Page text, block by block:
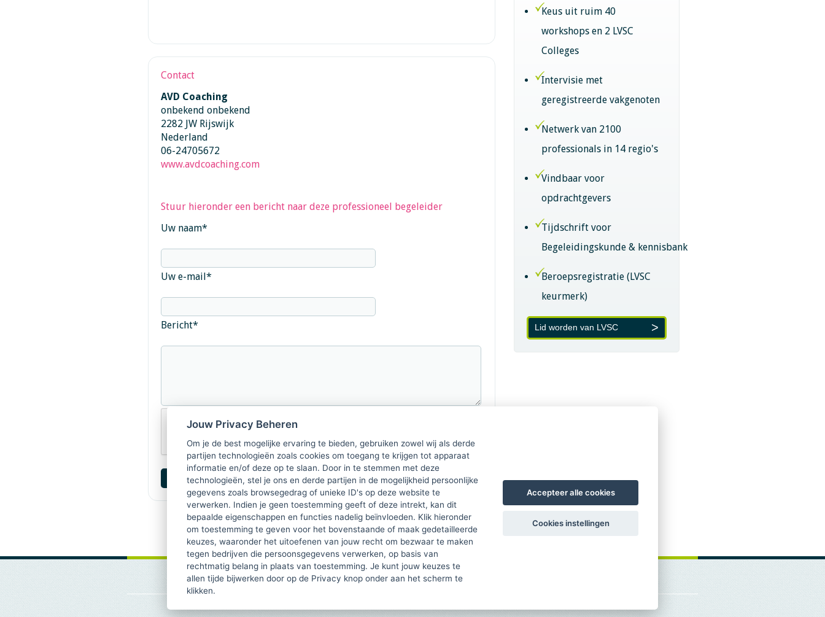
Contact
AVD Coaching
onbekend onbekend
2282 JW Rijswijk
Nederland
06-24705672
www.avdcoaching.com
Stuur hieronder een bericht naar deze professioneel begeleider
Uw naam*
Uw e-mail*
Bericht*
Keus uit ruim 40
workshops en 2 LVSC
Colleges
Intervisie met
geregistreerde vakgenoten
Netwerk van 2100
professionals in 14 regio's
Vindbaar voor
opdrachtgevers
Tijdschrift voor
Begeleidingskunde & kennisbank
Beroepsregistratie (LVSC
keurmerk)
Lid worden van LVSC
Jouw Privacy Beheren
Om je de best mogelijke ervaring te bieden, gebruiken zowel wij als derde
partijen technologieën zoals cookies om toegang te krijgen tot apparaat
informatie en/of deze op te slaan. Door in te stemmen met deze
technologieën, stel je ons en derde partijen in de mogelijkheid persoonlijke
gegevens zoals browsegedrag of unieke ID's op deze website te
verwerken. Indien je geen toestemming geeft of deze intrekt, kan dit
bepaalde eigenschappen en functies nadelig beïnvloeden. Klik hieronder
om toestemming te geven voor het bovenstaande of maak gedetailleerde
keuzes, waaronder het uitoefenen van jouw recht om bezwaar te maken
tegen bedrijven die persoonsgegevens verwerken, op basis van
rechtmatig belang in plaats van toestemming. Je kunt jouw keuzes te
allen tijde bijwerken door op de Privacy knop onder aan het scherm te
klikken.
Accepteer alle cookies
Cookies instellingen